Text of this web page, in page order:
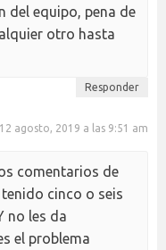
del equipo, pena de
otro hasta
Responder
12 agosto, 2019 a las 9:51 am
comentarios de
cinco o seis
no les da
el problema